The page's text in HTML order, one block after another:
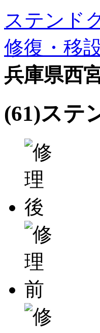
ステンド
修復・移
兵庫県西
(61)ステ